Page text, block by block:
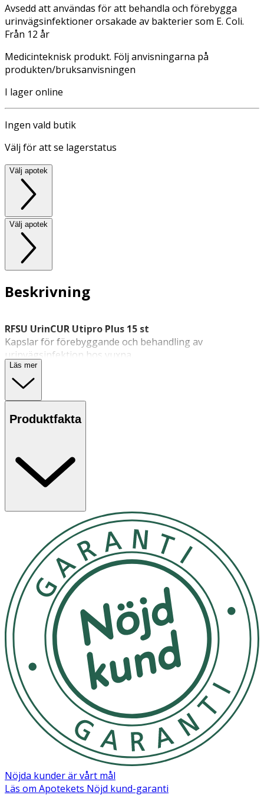
Avsedd att användas för att behandla och förebygga
urinvägsinfektioner orsakade av bakterier som E. Coli.
Från 12 år
Medicinteknisk produkt. Följ anvisningarna på
produkten/bruksanvisningen
I lager online
Ingen vald butik
Välj för att se lagerstatus
Välj apotek
Välj apotek
Beskrivning
RFSU UrinCUR Utipro Plus 15 st
Kapslar för förebyggande och behandling av
urinvägsinfektion hos vuxna.
UrinCUR är en medicinteknisk produkt klass 3 som kan
förebygga och behandla
i munnen vid de första symtomen på urinvägsinfektion
förebygga nya urinvägsinfektioner.
skyddande biofilm i tarmen. Där hindrar de
sjukdomsalstrande bakterier från att komma i kontakt
med tarmens slemhinnor och sprida sig vidare till
urinvägarna. vilket både kan förhindra att en infektion
förvärras och motverkar återfall. I blåsan lindrar UrinCUR
Utipro Plus AF akuta symtom tack vare hibiskus och
propolis, som försurar urinmiljön och hämmar
bakterietillväxt.
Användning & Dosering
- Ta UrinCUR Utipro Plus vid de första symptomen på
urinvägsinfektion.
- Tas oralt i form av 2 kapslar per dag (1 kapsel var 12:e
timme) i fem dagar. Svälj kapseln med vätska.
- För att förebygga återkommande infektioner tas 1
kapsel per dag under minst 15 dagar i följd per månad.
Behandlingen kan upprepas vid behov.
- Kapseln kan brytas i mitten och pulvret tömmas ut om
man upplever svårigheter att svälja kapseln hel. För att
Läs mer
Produktfakta
Nöjda kunder är vårt mål
Läs om Apotekets Nöjd kund-garanti